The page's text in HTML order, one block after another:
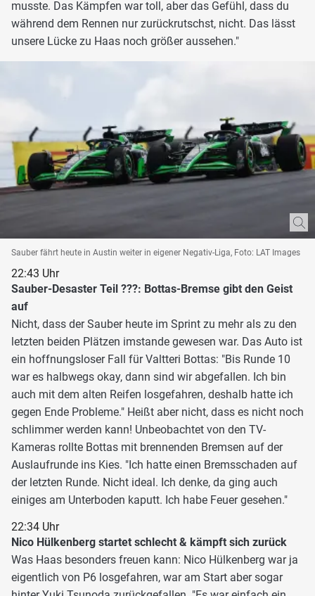
musste. Das Kämpfen war toll, aber das Gefühl, dass du
während dem Rennen nur zurückrutschst, nicht. Das lässt
unsere Lücke zu Haas noch größer aussehen."
Sauber fährt heute in Austin weiter in eigener Negativ-Liga, Foto: LAT Images
22:43 Uhr
Sauber-Desaster Teil ???: Bottas-Bremse gibt den Geist
auf
Nicht, dass der Sauber heute im Sprint zu mehr als zu den
letzten beiden Plätzen imstande gewesen war. Das Auto ist
ein hoffnungsloser Fall für Valtteri Bottas: "Bis Runde 10
war es halbwegs okay, dann sind wir abgefallen. Ich bin
auch mit dem alten Reifen losgefahren, deshalb hatte ich
gegen Ende Probleme." Heißt aber nicht, dass es nicht noch
schlimmer werden kann! Unbeobachtet von den TV-
Kameras rollte Bottas mit brennenden Bremsen auf der
Auslaufrunde ins Kies. "Ich hatte einen Bremsschaden auf
der letzten Runde. Nicht ideal. Ich denke, da ging auch
einiges am Unterboden kaputt. Ich habe Feuer gesehen."
22:34 Uhr
Nico Hülkenberg startet schlecht & kämpft sich zurück
Was Haas besonders freuen kann: Nico Hülkenberg war ja
eigentlich von P6 losgefahren, war am Start aber sogar